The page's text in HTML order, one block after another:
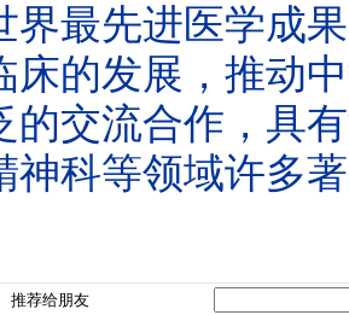
界最先进医学成
床的发展，推动
的交流合作，具
神科等领域许多
推荐给朋友